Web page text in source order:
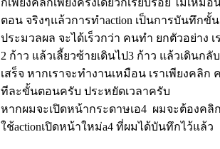
ก็เพียงคลิกเพียงครั้งเดียวก็เรียบร้อย ไม่เห
ตอน จริงๆแล้วการทำaction เป็นการบันทึกขั้
ประมวลผล จะได้เร็วกว่า คนทำ ยกตัวอย่าง
2 ก้าว แล้วเลี้ยวซ้ายเดินไป3 ก้าว แล้วเดินก
เสร็จ หากเราจะทำงานเหมือน เราเพียงคลิ
ทีละขั้นตอนครับ ประหยัดเวลาครับ
หากผมจะเปิดหน้ากระดาษเอ4 ผมจะต้องค
ใช้actionเปิดหน้าใหม่a4 ที่ผมได้บันทึกไว้แล้